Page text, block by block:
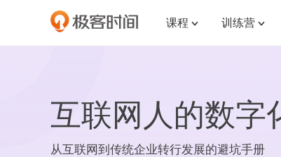
课程  训练营 
互联网人的数字
从互联网到传统企业转行发展的避坑手册